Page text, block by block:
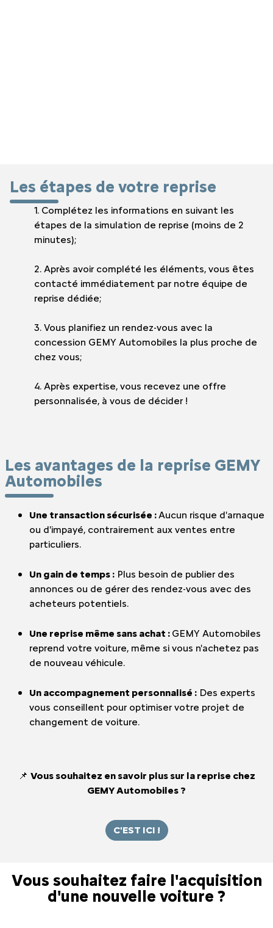
Les étapes de votre reprise
1. Complétez les informations en suivant les
étapes de la simulation de reprise (moins de 2
minutes);
2. Après avoir complété les éléments, vous êtes
contacté immédiatement par notre équipe de
reprise dédiée;
3. Vous planifiez un rendez-vous avec la
concession GEMY Automobiles la plus proche de
chez vous;
4. Après expertise, vous recevez une offre
personnalisée, à vous de décider !
Les avantages de la reprise GEMY
Automobiles
Une transaction sécurisée :Aucun risque d'arnaque
ou d'impayé, contrairement aux ventes entre
particuliers.
Un gain de temps : Plus besoin de publier des
annonces ou de gérer des rendez-vous avec des
acheteurs potentiels.
Une reprise même sans achat : GEMY Automobiles
reprend votre voiture, même si vous n'achetez pas
de nouveau véhicule.
Un accompagnement personnalisé : Des experts
vous conseillent pour optimiser votre projet de
changement de voiture.
📌 Vous souhaitez en savoir plus sur la reprise chez
GEMY Automobiles ?
C'EST ICI !
Vous souhaitez faire l'acquisition
d'une nouvelle voiture ?